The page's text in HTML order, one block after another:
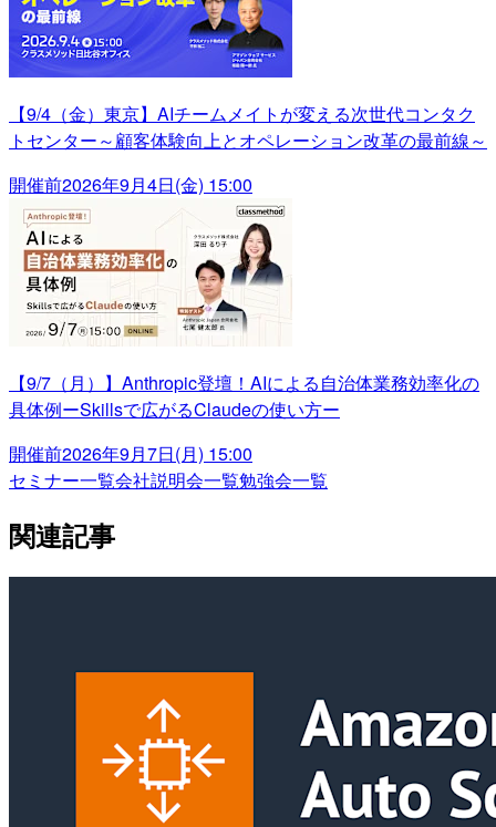
【9/4（金）東京】AIチームメイトが変える次世代コンタク
トセンター～顧客体験向上とオペレーション改革の最前線～
開催前2026年9月4日(金) 15:00
【9/7（月）】Anthropic登壇！AIによる自治体業務効率化の
具体例ーSkillsで広がるClaudeの使い方ー
開催前2026年9月7日(月) 15:00
セミナー一覧会社説明会一覧勉強会一覧
関連記事